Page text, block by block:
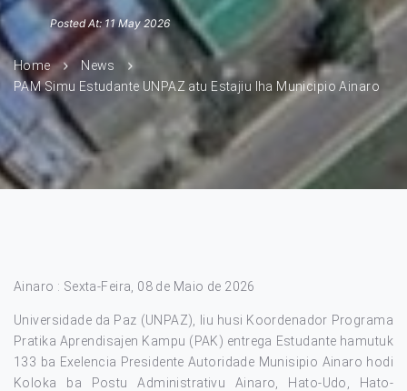
Posted At: 11 May 2026
Home
News
PAM Simu Estudante UNPAZ atu Estajiu Iha Municipio Ainaro
Ainaro : Sexta-Feira, 08 de Maio de 2026
Universidade da Paz (UNPAZ), liu husi Koordenador Programa
Pratika Aprendisajen Kampu (PAK) entrega Estudante hamutuk
133 ba Exelencia Presidente Autoridade Munisipio Ainaro hodi
Koloka ba Postu Administrativu Ainaro, Hato-Udo, Hato-